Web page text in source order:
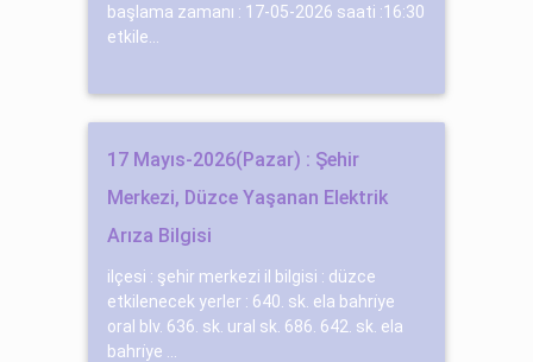
başlama zamanı : 17-05-2026 saati :16:30
etkile...
17 Mayıs-2026(Pazar) : Şehir
Merkezi, Düzce Yaşanan Elektrik
Arıza Bilgisi
ilçesi : şehir merkezi il bilgisi : düzce
etkilenecek yerler : 640. sk. ela bahri̇ye
oral blv. 636. sk. ural sk. 686. 642. sk. ela
bahri̇ye ...